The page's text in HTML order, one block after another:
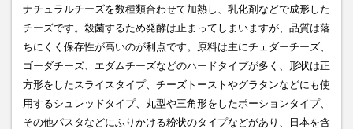
ナチュラルチーズを数種類合わせて加熱し、乳化剤などで成形した
チーズです。殺菌するため発酵は止まってしまいますが、品質は落
ちにくく保存性が高いのが利点です。原料は主にチェダーチーズ、
ゴーダチーズ、エダムチーズなどのハードタイプが多く、形状は正
方形をしたスライスタイプ、チーズトーストやグラタンなどにも使
用するシュレッドタイプ、丸型や三角形をしたポーションタイプ、
その他パスタなどにふりかける粉状のタイプなどがあり、日本を含